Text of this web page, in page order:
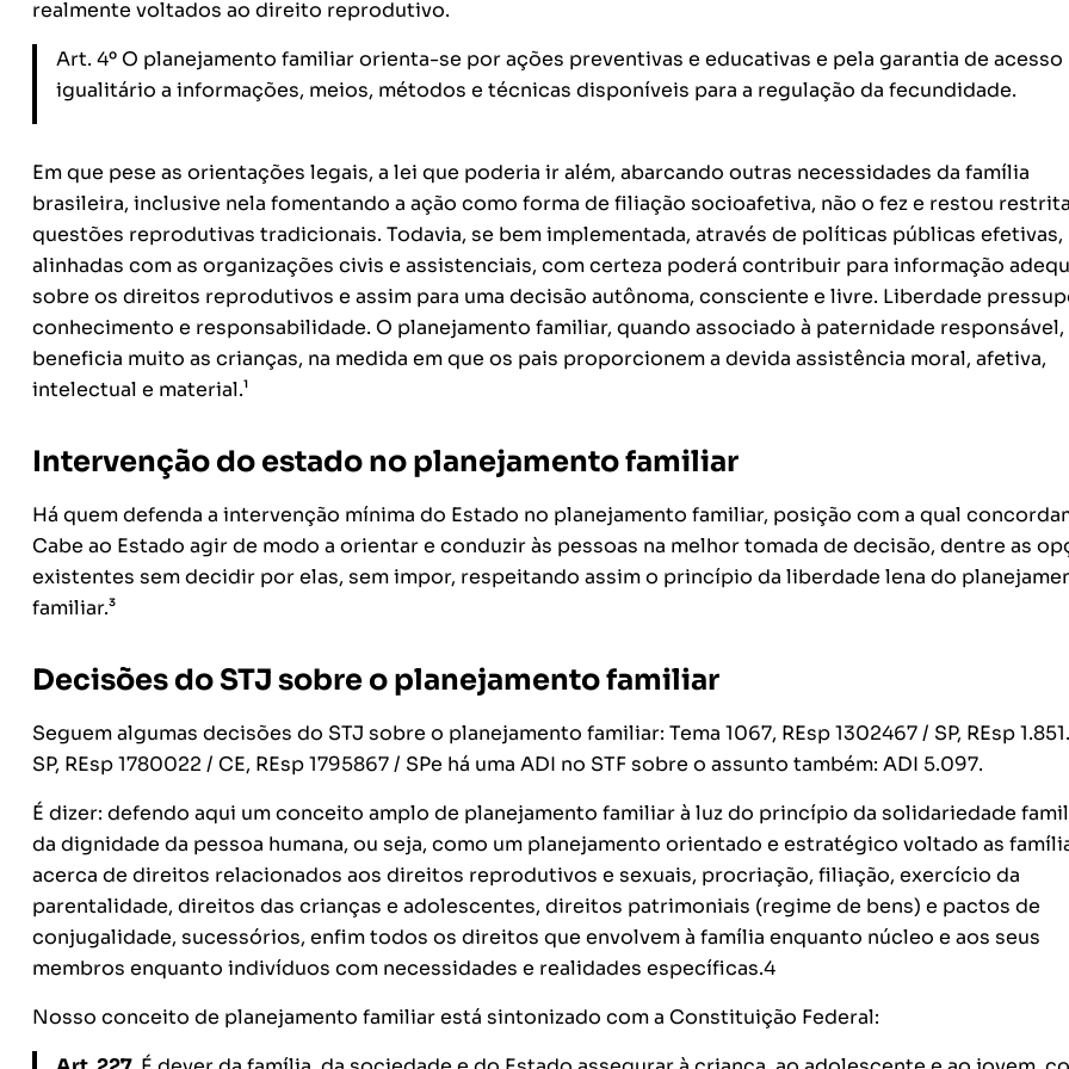
realmente voltados ao direito reprodutivo.
Art. 4º O planejamento familiar orienta-se por ações preventivas e educativas e pela garantia de acesso
igualitário a informações, meios, métodos e técnicas disponíveis para a regulação da fecundidade.
Em que pese as orientações legais, a lei que poderia ir além, abarcando outras necessidades da família
brasileira, inclusive nela fomentando a ação como forma de filiação socioafetiva, não o fez e restou
questões reprodutivas tradicionais. Todavia, se bem implementada, através de políticas públicas efetivas,
alinhadas com as organizações civis e assistenciais, com certeza poderá contribuir para informação
sobre os direitos reprodutivos e assim para uma decisão autônoma, consciente e livre. Liberdade
conhecimento e responsabilidade. O planejamento familiar, quando associado à paternidade responsável,
beneficia muito as crianças, na medida em que os pais proporcionem a devida assistência moral, afetiva,
intelectual e material.¹
Intervenção do estado no planejamento familiar
Há quem defenda a intervenção mínima do Estado no planejamento familiar, posição com a qual
Cabe ao Estado agir de modo a orientar e conduzir às pessoas na melhor tomada de decisão, dentre as
existentes sem decidir por elas, sem impor, respeitando assim o princípio da liberdade lena do
familiar.³
Decisões do STJ sobre o planejamento familiar
Seguem algumas decisões do STJ sobre o planejamento familiar: Tema 1067, REsp 1302467 / SP, REsp
SP, REsp 1780022 / CE, REsp 1795867 / SPe há uma ADI no STF sobre o assunto também: ADI 5.097.
É dizer: defendo aqui um conceito amplo de planejamento familiar à luz do princípio da solidariedade
da dignidade da pessoa humana, ou seja, como um planejamento orientado e estratégico voltado as
acerca de direitos relacionados aos direitos reprodutivos e sexuais, procriação, filiação, exercício da
parentalidade, direitos das crianças e adolescentes, direitos patrimoniais (regime de bens) e pactos de
conjugalidade, sucessórios, enfim todos os direitos que envolvem à família enquanto núcleo e aos seus
membros enquanto indivíduos com necessidades e realidades específicas.4
Nosso conceito de planejamento familiar está sintonizado com a Constituição Federal: